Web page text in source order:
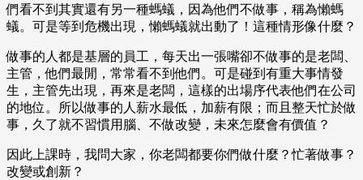
們看不到其實還有另一種螞蟻，因為他們不做事，稱為懶螞
蟻。可是等到危機出現，懶螞蟻就出動了！這種情形像什麼？
做事的人都是基層的員工，每天出一張嘴卻不做事的是老闆、
主管，他們最閒，常常看不到他們。可是碰到有重大事情發
生，主管先出現，再來是老闆，這樣的出場序代表他們在公司
的地位。所以做事的人薪水最低，加薪有限；而且整天忙於做
事，久了就不習慣用腦、不做改變，未來怎麼會有價值？
因此上課時，我問大家，你老闆都要你們做什麼？忙著做事？
改變或創新？